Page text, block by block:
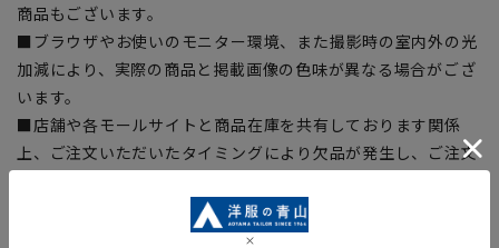
商品もございます。
■ブラウザやお使いのモニター環境、また撮影時の室内外の光
加減により、実際の商品と掲載画像の色味が異なる場合がござ
います。
■店舗や各モールサイトと商品在庫を共有しております関係
上、ご注文いただいたタイミングにより欠品が発生し、ご注文
■お急ぎ発送のご注文につきましても、ご注文のタイミングに
よってはお急ぎ発送サービスを選択できない場合がございま